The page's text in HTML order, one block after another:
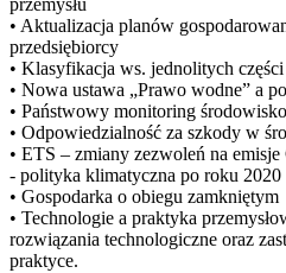
przemysłu
• Aktualizacja planów
przedsiębiorcy
• Klasyfikacja ws. jednolitych
• Nowa ustawa „Prawo wodne” a
• Państwowy monitoring
• Odpowiedzialność za szkody w
• ETS – zmiany zezwoleń na
- polityka klimatyczna po roku 2020
• Gospodarka o obiegu zamkniętym
• Technologie a praktyka
rozwiązania technologiczne oraz
praktyce.